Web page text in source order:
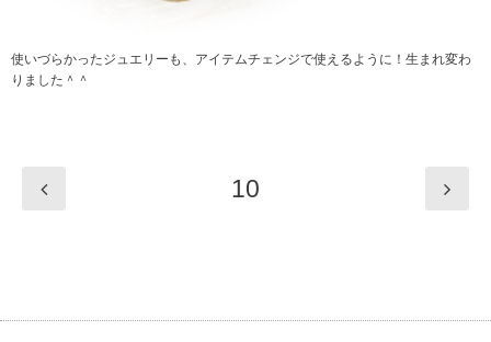
使いづらかったジュエリーも、アイテムチェンジで使えるように！生まれ変わ
りました＾＾
10